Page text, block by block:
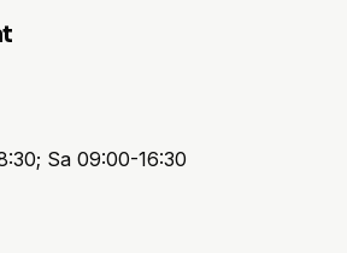
Sa 09:00-16:30